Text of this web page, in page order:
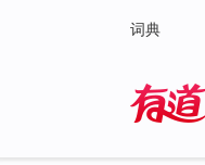
词典